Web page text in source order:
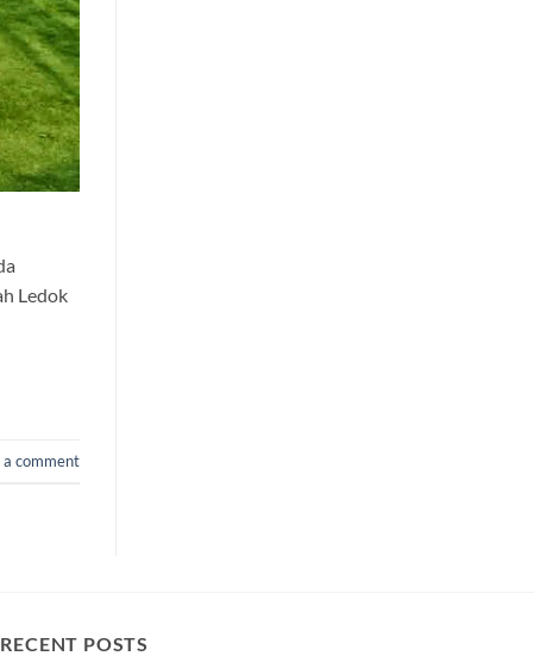
Ledok
a comment
RECENT POSTS